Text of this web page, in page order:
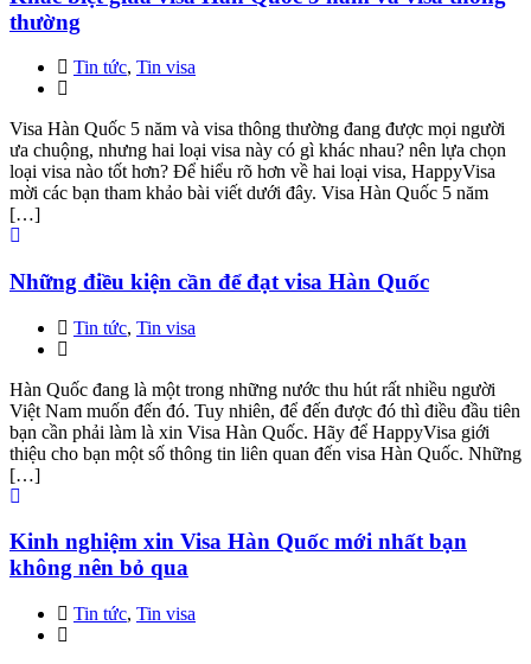
thường
Tin tức, Tin visa
Visa Hàn Quốc 5 năm và visa thông thường đang được mọi người
ưa chuộng, nhưng hai loại visa này có gì khác nhau? nên lựa chọn
loại visa nào tốt hơn? Để hiểu rõ hơn về hai loại visa, HappyVisa
mời các bạn tham khảo bài viết dưới đây. Visa Hàn Quốc 5 năm
[…]
Những điều kiện cần để đạt visa Hàn Quốc
Tin tức, Tin visa
Hàn Quốc đang là một trong những nước thu hút rất nhiều người
Việt Nam muốn đến đó. Tuy nhiên, để đến được đó thì điều đầu tiên
bạn cần phải làm là xin Visa Hàn Quốc. Hãy để HappyVisa giới
thiệu cho bạn một số thông tin liên quan đến visa Hàn Quốc. Những
[…]
Kinh nghiệm xin Visa Hàn Quốc mới nhất bạn
không nên bỏ qua
Tin tức, Tin visa